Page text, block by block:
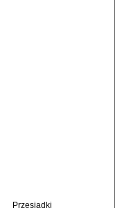
Przesiadki